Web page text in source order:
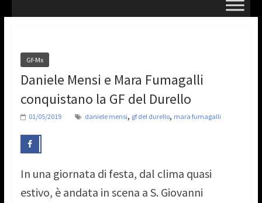
Gf-Mx
Daniele Mensi e Mara Fumagalli
conquistano la GF del Durello
01/05/2019 daniele mensi, gf del durello, mara fumagalli
In una giornata di festa, dal clima quasi
estivo, è andata in scena a S. Giovanni